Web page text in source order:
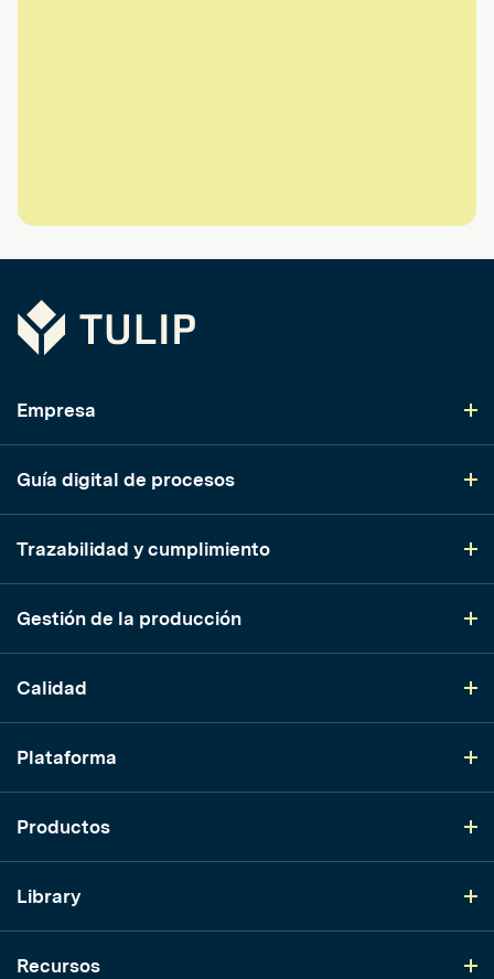
Tulip
Empresa
Guía digital de procesos
Trazabilidad y cumplimiento
Gestión de la producción
Calidad
Plataforma
Productos
Library
Recursos